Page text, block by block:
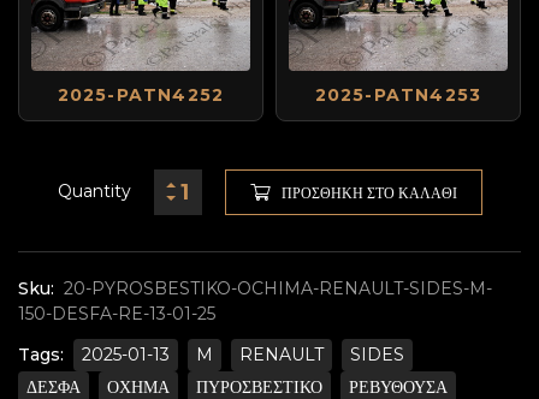
Sku: 20-PYROSBESTIKO-OCHIMA-RENAULT-SIDES-M-
150-DESFA-RE-13-01-25
Tags:
2025-01-13 M RENAULT
SIDES
ΔΕΣΦΑ
ΟΧΗΜΑ ΠΥΡΟΣΒΕΣΤΙΚΟ ΡΕΒΥΘΟΥΣΑ
Quantity ΠΡΟΣΘΉΚΗ ΣΤΟ ΚΑΛΆΘΙ
2025-PATN4252 2025-PATN4253